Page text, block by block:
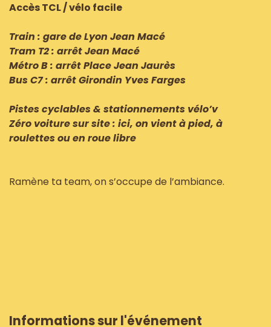
Accès TCL / vélo facile
Train : gare de Lyon Jean Macé
Tram T2 : arrêt Jean Macé
Métro B : arrêt Place Jean Jaurès
Bus C7 : arrêt Girondin Yves Farges
Pistes cyclables & stationnements vélo’v
Zéro voiture sur site : ici, on vient à pied, à
roulettes ou en roue libre
Ramène ta team, on s’occupe de l’ambiance.
Informations sur l'événement